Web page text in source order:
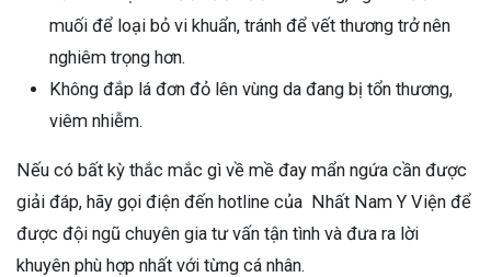
muối để loại bỏ vi khuẩn, tránh để vết thương trở nên
nghiêm trọng hơn.
Không đắp lá đơn đỏ lên vùng da đang bị tổn thương,
viêm nhiễm.
Nếu có bất kỳ thắc mắc gì về mề đay mẩn ngứa cần được
giải đáp, hãy gọi điện đến hotline của Nhất Nam Y Viện để
được đội ngũ chuyên gia tư vấn tận tình và đưa ra lời
khuyên phù hợp nhất với từng cá nhân.